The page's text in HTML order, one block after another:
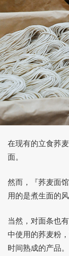
在现有的立食荞
面。
然而，『荞麦面
用的是煮生面的
当然，对面条也
中使用的荞麦粉
时间熟成的产品。